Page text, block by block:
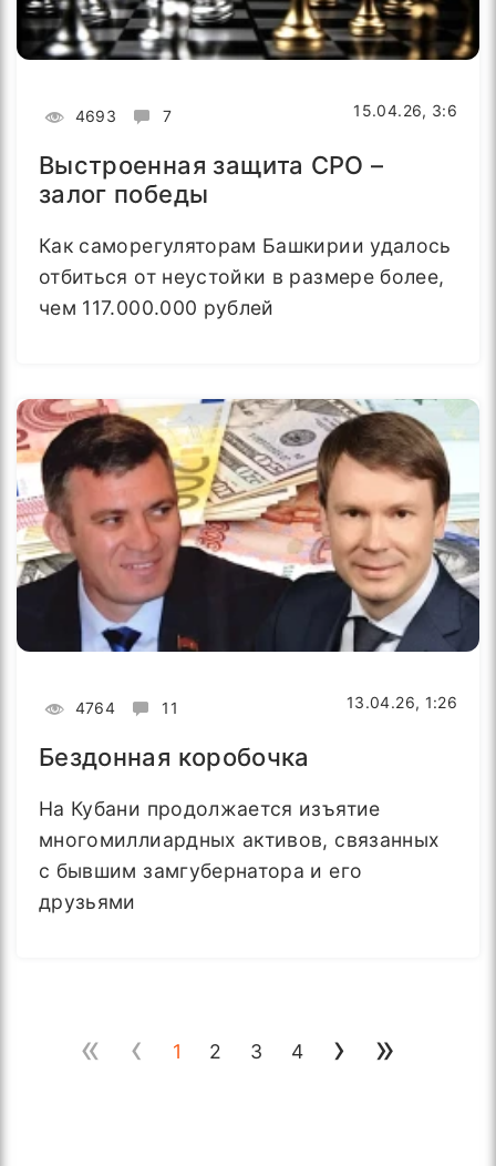
4693 7 15.04.26, 3:6
Выстроенная защита СРО –
залог победы
Как саморегуляторам Башкирии удалось
отбиться от неустойки в размере более,
чем 117.000.000 рублей
4764 11 13.04.26, 1:26
Бездонная коробочка
На Кубани продолжается изъятие
многомиллиардных активов, связанных
с бывшим замгубернатора и его
друзьями
« ‹ 1 2 3 4 › »